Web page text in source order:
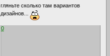
гляньте сколько там вариантов
дизайнов...
0